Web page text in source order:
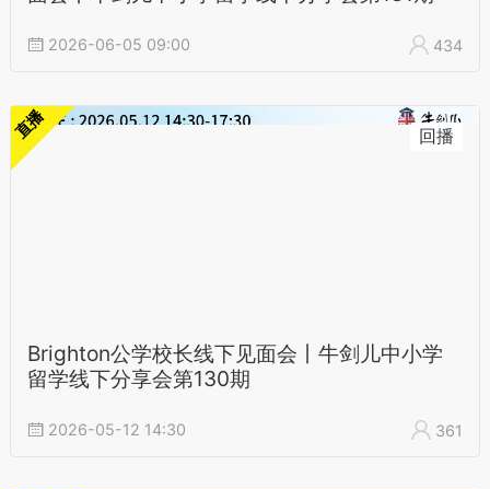
2026-06-05 09:00 434
回播
直播
Brighton公学校长线下见面会丨牛剑儿中小学
留学线下分享会第130期
2026-05-12 14:30 361